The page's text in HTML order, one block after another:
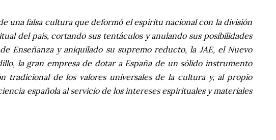
una falsa cultura que deformó el espíritu nacional con la división
del país, cortando sus tentáculos y anulando sus posibilidades
Enseñanza y aniquilado su supremo reducto, la JAE, el Nuevo
la gran empresa de dotar a España de un sólido instrumento
tradicional de los valores universales de la cultura y, al propio
española al servicio de los intereses espirituales y materiales